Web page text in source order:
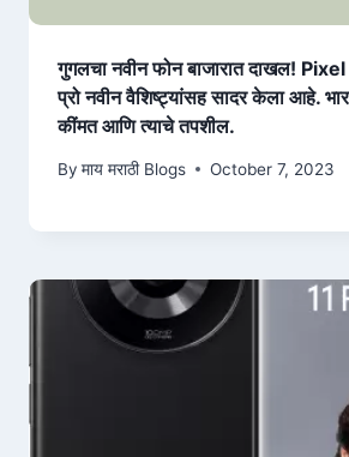
गुगलचा नवीन फोन बाजारात दाखल!
प्रो नवीन वैशिष्ट्यांसह सादर केला आहे.
कींमत आणि त्याचे तपशील.
By माय मराठी Blogs October 7, 2023